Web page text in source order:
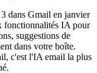
dans Gmail en janvier
fonctionnalités IA pour
suggestions de
dans votre boîte.
c'est l'IA email la plus